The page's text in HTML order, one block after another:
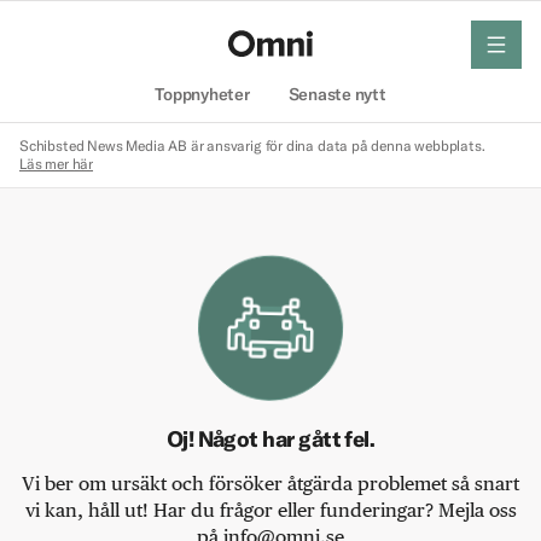
Toppnyheter Senaste nytt
meny
Schibsted News Media AB är ansvarig för dina data på denna webbplats.
Läs mer här
Oj! Något har gått fel.
Vi ber om ursäkt och försöker åtgärda problemet så snart
vi kan, håll ut! Har du frågor eller funderingar? Mejla oss